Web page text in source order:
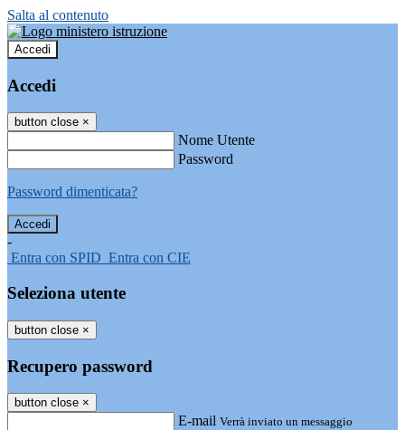
Salta al contenuto
Accedi
Accedi
button close ×
Nome Utente
Password
Password dimenticata?
-
Entra con SPID Entra con CIE
Seleziona utente
button close ×
Recupero password
button close ×
E-mail Verrà inviato un messaggio